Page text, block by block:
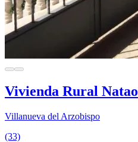
Vivienda Rural Natao
Villanueva del Arzobispo
(33)